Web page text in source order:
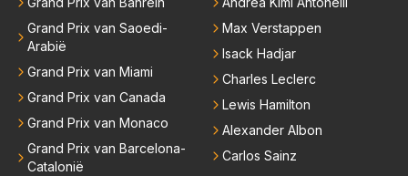
Grand Prix van Saoedi-
Arabië
Grand Prix van Miami
Grand Prix van Canada
Grand Prix van Monaco
Grand Prix van Barcelona-
Catalonië
Max Verstappen
Isack Hadjar
Charles Leclerc
Lewis Hamilton
Alexander Albon
Carlos Sainz